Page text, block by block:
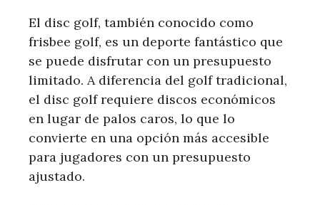
El disc golf, también conocido como
frisbee golf, es un deporte fantástico que
se puede disfrutar con un presupuesto
limitado. A diferencia del golf tradicional,
el disc golf requiere discos económicos
en lugar de palos caros, lo que lo
convierte en una opción más accesible
para jugadores con un presupuesto
ajustado.